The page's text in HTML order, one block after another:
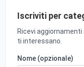
Iscriviti per
Ricevi
ti interessano.
Nome (opzionale)